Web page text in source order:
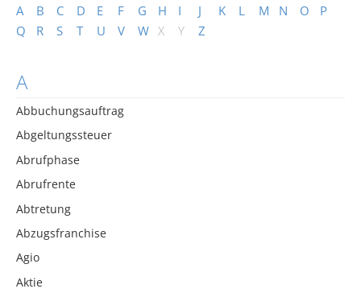
A B C D E F G H I J K L M N O
P
Q
R S T U V W X Y Z
A
Abbuchungsauftrag
Abgeltungssteuer
Abrufphase
Abrufrente
Abtretung
Abzugsfranchise
Agio
Aktie